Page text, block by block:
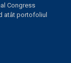
Congress
atât portofoliul